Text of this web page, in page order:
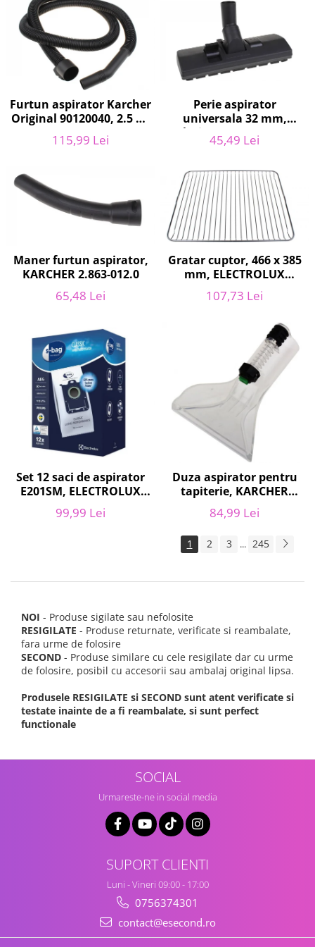
Home Cinema & Audio
Playere, Boxe & Casti
Telescoape & Optica
Televizoare & accesorii
Ambalaje cadouri
Cadouri
Curatenie si intretinere
Furtun aspirator Karcher
Original 90120040, 2.5 m,
negru
115,99 Lei
Perie aspirator
universala 32 mm,
latime 27 cm, V272
ECONOMY
45,49 Lei
Maner furtun aspirator,
KARCHER 2.863-012.0
65,48 Lei
Gratar cuptor, 466 x 385
mm, ELECTROLUX
140064006012
107,73 Lei
Set 12 saci de aspirator
E201SM, ELECTROLUX
9001684811, CLASSIC
LONG PERFORMANCE
99,99 Lei
Duza aspirator pentru
tapiterie, KARCHER
9.012-278.0, SE4001,
SE4002, SE5100 si SE6100
84,99 Lei
1 2 3 ... 245
NOI - Produse sigilate sau nefolosite
RESIGILATE - Produse returnate, verificate si reambalate,
fara urme de folosire
SECOND - Produse similare cu cele resigilate dar cu urme
de folosire, posibil cu accesorii sau ambalaj original lipsa.
Produsele RESIGILATE si SECOND sunt atent verificate si
testate inainte de a fi reambalate, si sunt perfect
functionale
SOCIAL
Urmareste-ne in social media
SUPORT CLIENTI
Luni - Vineri 09:00 - 17:00
0756374301
contact@esecond.ro